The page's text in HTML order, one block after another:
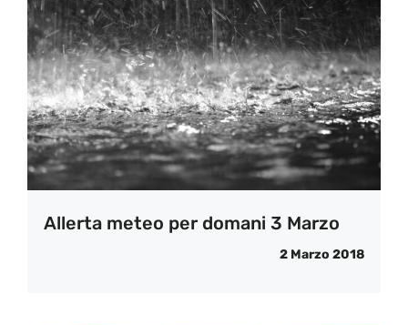
Allerta meteo per domani 3 Marzo
2 Marzo 2018